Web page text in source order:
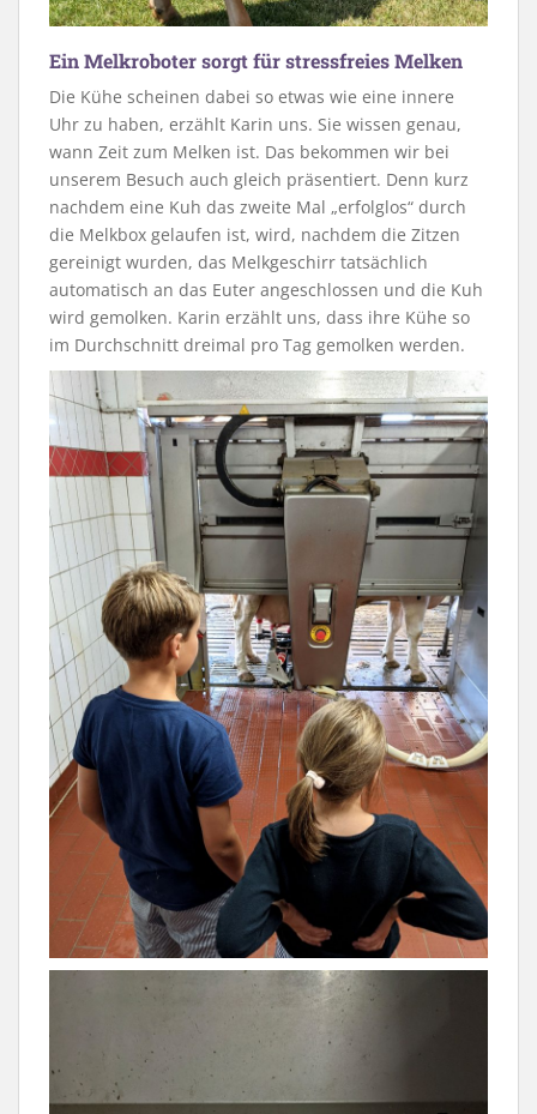
Ein Melkroboter sorgt für stressfreies Melken
Die Kühe scheinen dabei so etwas wie eine innere
Uhr zu haben, erzählt Karin uns. Sie wissen genau,
wann Zeit zum Melken ist. Das bekommen wir bei
unserem Besuch auch gleich präsentiert. Denn kurz
nachdem eine Kuh das zweite Mal „erfolglos“ durch
die Melkbox gelaufen ist, wird, nachdem die Zitzen
gereinigt wurden, das Melkgeschirr tatsächlich
automatisch an das Euter angeschlossen und die Kuh
wird gemolken. Karin erzählt uns, dass ihre Kühe so
im Durchschnitt dreimal pro Tag gemolken werden.